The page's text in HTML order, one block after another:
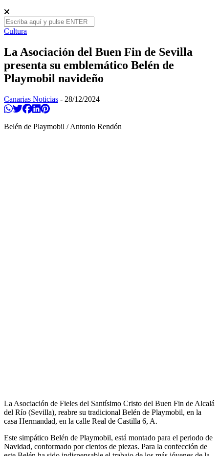
Cultura
La Asociación del Buen Fin de Sevilla
presenta su emblemático Belén de
Playmobil navideño
Canarias Noticias - 28/12/2024
Compartir en Whatsapp
Twittear
Compartir en Facebook
Compartir en Linkedin
Compartir en Pinterest
Belén de Playmobil / Antonio Rendón
La Asociación de Fieles del Santísimo Cristo del Buen Fin de Alcalá
del Río (Sevilla), reabre su tradicional Belén de Playmobil, en la
casa Hermandad, en la calle Real de Castilla 6, A.
Este simpático Belén de Playmobil, está montado para el periodo de
Navidad, conformado por cientos de piezas. Para la confección de